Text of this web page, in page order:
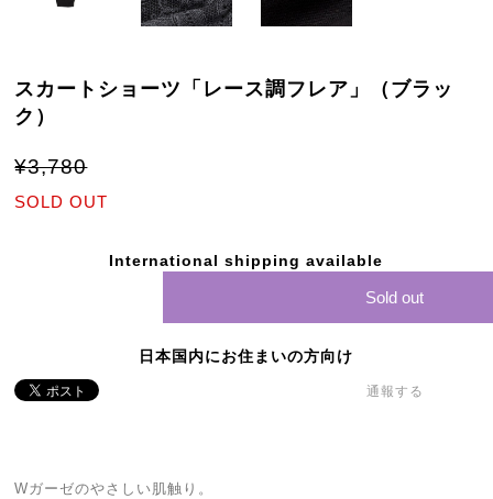
スカートショーツ「レース調フレア」（ブラッ
ク）
¥3,780
SOLD OUT
International shipping available
Sold out
日本国内にお住まいの方向け
通報する
Wガーゼのやさしい肌触り。